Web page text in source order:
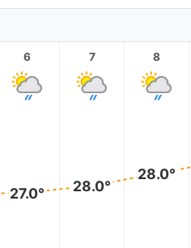
6
27.0°
7
28.0°
8
28.0°